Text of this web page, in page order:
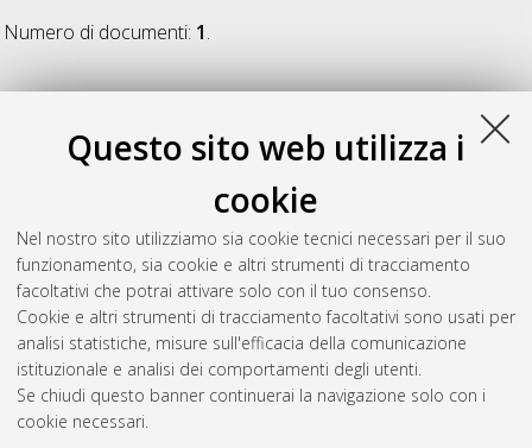
Questo sito web utilizza i
cookie
Nel nostro sito utilizziamo sia cookie tecnici necessari per il suo
funzionamento, sia cookie e altri strumenti di tracciamento
facoltativi che potrai attivare solo con il tuo consenso.
Cookie e altri strumenti di tracciamento facoltativi sono usati per
analisi statistiche, misure sull'efficacia della comunicazione
istituzionale e analisi dei comportamenti degli utenti.
Se chiudi questo banner continuerai la navigazione solo con i
cookie necessari.
Numero di documenti: 1.
C
Carretta, Elisa(2009)L'impiego del modello di Rash per la
valutazione della soddisfazione del paziente nell'ambito delle
strutture sanitarie di ricovero, [Dissertation thesis], Alma
Mater Studiorum Università di Bologna. Dottorato di ricerca in
Sanità pubblica e medicina del lavoro, 21 Ciclo.
Questa lista e' stata generata ilSat Aug 8 20:33:19 2026
Atom